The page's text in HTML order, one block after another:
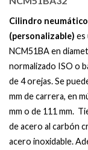
Cilindro neumático
(personalizable) es
NCM51BA en
normalizado ISO o
de 4 orejas. Se
mm de carrera, en
mm o de 111 mm.
de acero al carbón
acero inoxidable.